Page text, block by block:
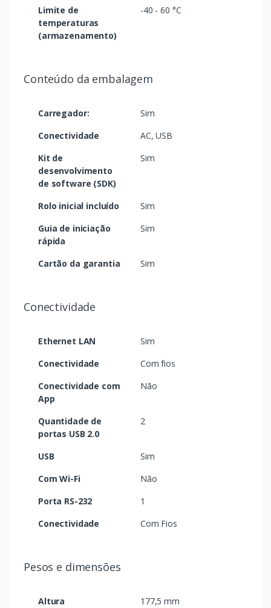
Limite de
temperaturas
(armazenamento)
-40 - 60 °C
Conteúdo da embalagem
Carregador:
Sim
Conectividade
AC, USB
Kit de
desenvolvimento
de software (SDK)
Sim
Rolo inicial incluído
Sim
Guia de iniciação
rápida
Sim
Cartão da garantia Sim
Conectividade
Ethernet LAN
Sim
Conectividade
Com fios
Conectividade com
App
Não
Quantidade de
portas USB 2.0
2
USB
Sim
Com Wi-Fi
Não
Porta RS-232
1
Conectividade
Com Fios
Pesos e dimensões
Altura 177,5 mm